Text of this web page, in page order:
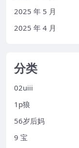
2025 年 5 月
2025 年 4 月
分类
02uiii
1p狼
56岁后妈
9 宝